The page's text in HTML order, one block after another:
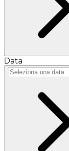
Data